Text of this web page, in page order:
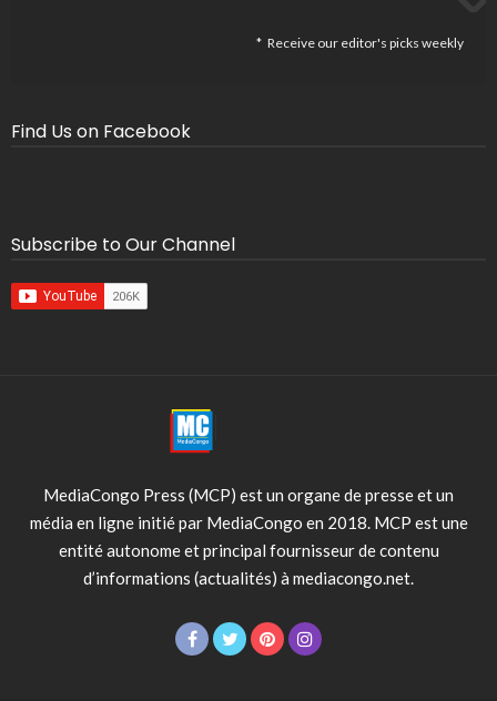
Receive our editor's picks weekly
Find Us on Facebook
Subscribe to Our Channel
MediaCongo Press (MCP) est un organe de presse et un
média en ligne initié par MediaCongo en 2018. MCP est une
entité autonome et principal fournisseur de contenu
d’informations (actualités) à mediacongo.net.